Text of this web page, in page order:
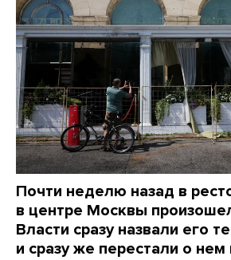
Почти неделю назад в
в центре Москвы
Власти сразу назвали его
и сразу же перестали о нем